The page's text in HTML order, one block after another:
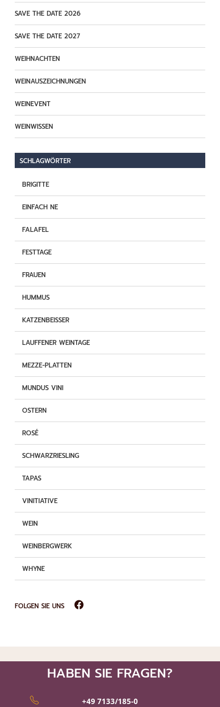
SAVE THE DATE 2026
SAVE THE DATE 2027
WEIHNACHTEN
WEINAUSZEICHNUNGEN
WEINEVENT
WEINWISSEN
SCHLAGWÖRTER
BRIGITTE
EINFACH NE
FALAFEL
FESTTAGE
FRAUEN
HUMMUS
KATZENBEISSER
LAUFFENER WEINTAGE
MEZZE-PLATTEN
MUNDUS VINI
OSTERN
ROSÉ
SCHWARZRIESLING
TAPAS
VINITIATIVE
WEIN
WEINBERGWERK
WHYNE
FOLGEN SIE UNS
HABEN SIE FRAGEN?
+49 7133/185-0